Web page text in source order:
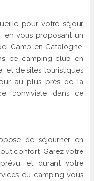
pour votre séjour
en vous proposant un
Camp en Catalogne.
ce camping club en
et de sites touristiques
au plus près de la
conviviale dans ce
de séjourner en
confort. Garez votre
et durant votre
du camping vous